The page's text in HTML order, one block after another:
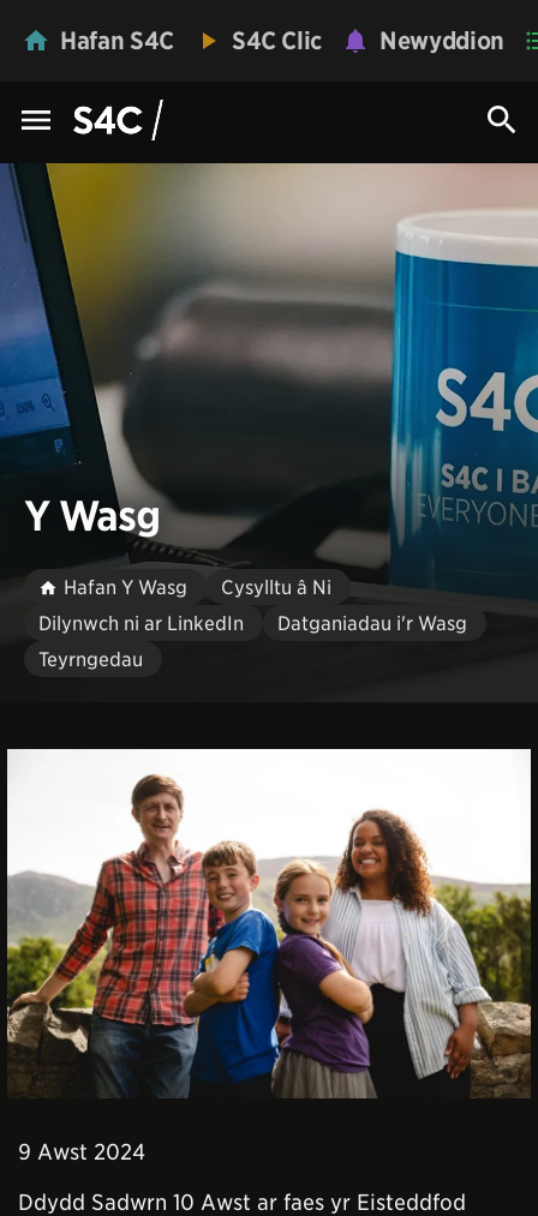
Hafan S4C S4C Clic Newyddion
Y Wasg
Hafan Y Wasg
Cysylltu â Ni
Dilynwch ni ar LinkedIn
Datganiadau i'r Wasg
Teyrngedau
9 Awst 2024
Ddydd Sadwrn 10 Awst ar faes yr Eisteddfod